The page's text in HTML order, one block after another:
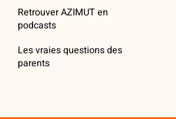
Retrouver AZIMUT en
podcasts
Les vraies questions des
parents